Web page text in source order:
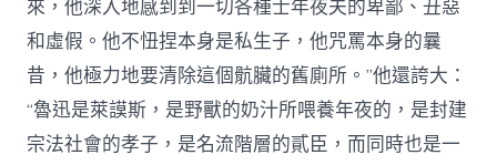
來，他深入地感到到一切各種士年夜夫的卑鄙、丑惡
和虛假。他不忸捏本身是私生子，他咒罵本身的曩
昔，他極力地要清除這個骯臟的舊廁所。”他還誇大：
“魯迅是萊謨斯，是野獸的奶汁所喂養年夜的，是封建
宗法社會的孝子，是名流階層的貳臣，而同時也是一